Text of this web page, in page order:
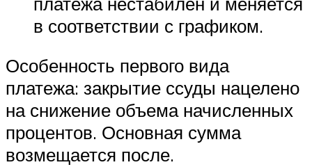
в соответствии с графиком.
Особенность первого вида
платежа: закрытие ссуды нацелено
на снижение объема начисленных
процентов. Основная сумма
возмещается после.